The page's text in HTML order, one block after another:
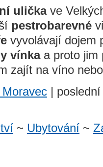
uličkave
pestrobarevné
vyvolávají dojem
vínkaa proto jim
zajít na víno
Moravec |
~ Ubytování ~